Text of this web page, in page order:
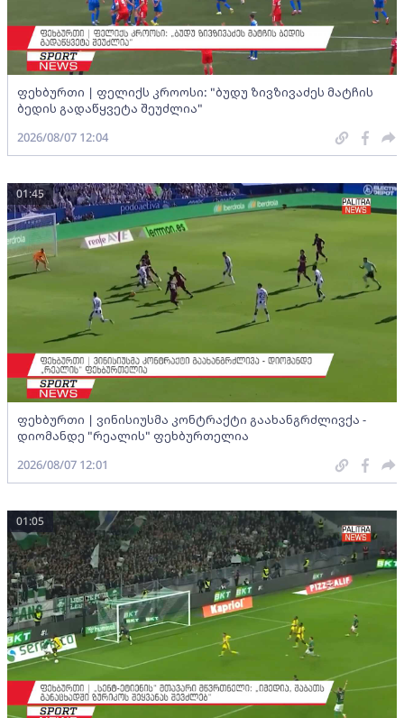
ფეხბურთი | ფელიქს კროოსი: "ბუდუ ზივზივაძეს მატჩის
ბედის გადაწყვეტა შეუძლია"
2026/08/07 12:04
ფეხბურთი | ვინისიუსმა კონტრაქტი გაახანგრძლივქა -
დიომანდე "რეალის" ფეხბურთელია
01:45
2026/08/07 12:01
01:05